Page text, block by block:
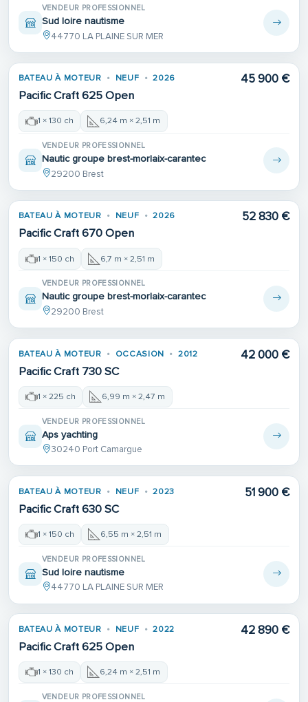
VENDEUR PROFESSIONNEL
Sud loire nautisme
44770 LA PLAINE SUR MER
BATEAU À MOTEUR NEUF 2026
Pacific Craft 625 Open
45 900 €
1 × 130 ch 6,24 m × 2,51 m
VENDEUR PROFESSIONNEL
Nautic groupe brest-morlaix-carantec
29200 Brest
BATEAU À MOTEUR NEUF 2026
Pacific Craft 670 Open
52 830 €
1 × 150 ch 6,7 m × 2,51 m
VENDEUR PROFESSIONNEL
Nautic groupe brest-morlaix-carantec
29200 Brest
BATEAU À MOTEUR OCCASION 2012
Pacific Craft 730 SC
42 000 €
1 × 225 ch 6,99 m × 2,47 m
VENDEUR PROFESSIONNEL
Aps yachting
30240 Port Camargue
BATEAU À MOTEUR NEUF 2023
Pacific Craft 630 SC
51 900 €
1 × 150 ch 6,55 m × 2,51 m
VENDEUR PROFESSIONNEL
Sud loire nautisme
44770 LA PLAINE SUR MER
BATEAU À MOTEUR NEUF 2022
Pacific Craft 625 Open
42 890 €
1 × 130 ch 6,24 m × 2,51 m
VENDEUR PROFESSIONNEL